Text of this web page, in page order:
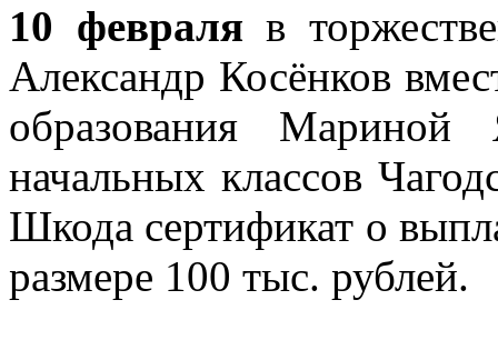
10 февраляв
Александр Косёнков
образования Мариной
начальных классов
Шкода сертификат о
размере 100 тыс. рублей.